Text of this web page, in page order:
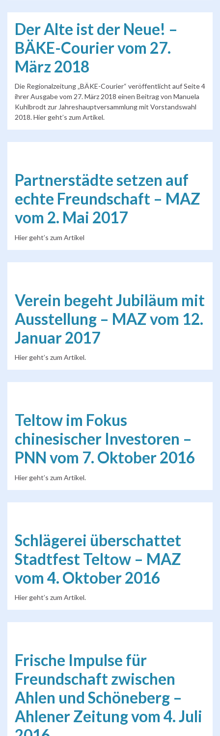
Der Alte ist der Neue! –
BÄKE-Courier vom 27.
März 2018
Die Regionalzeitung „BÄKE-Courier“ veröffentlicht auf Seite 4
ihrer Ausgabe vom 27. März 2018 einen Beitrag von Manuela
Kuhlbrodt zur Jahreshauptversammlung mit Vorstandswahl
2018. Hier geht’s zum Artikel.
Partnerstädte setzen auf
echte Freundschaft – MAZ
vom 2. Mai 2017
Hier geht’s zum Artikel
Verein begeht Jubiläum mit
Ausstellung – MAZ vom 12.
Januar 2017
Hier geht’s zum Artikel.
Teltow im Fokus
chinesischer Investoren –
PNN vom 7. Oktober 2016
Hier geht’s zum Artikel.
Schlägerei überschattet
Stadtfest Teltow – MAZ
vom 4. Oktober 2016
Hier geht’s zum Artikel.
Frische Impulse für
Freundschaft zwischen
Ahlen und Schöneberg –
Ahlener Zeitung vom 4. Juli